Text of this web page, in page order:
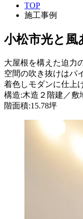
TOP
施工事例
小松市光と風
大屋根を構えた迫力
空間の吹き抜けはパ
着色しモダンに仕上
構造:木造２階建／敷
階面積:15.78坪